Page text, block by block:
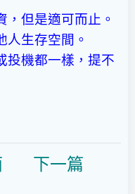
但是適可而止。
人生存空間。
投機都一樣，提不
下一篇